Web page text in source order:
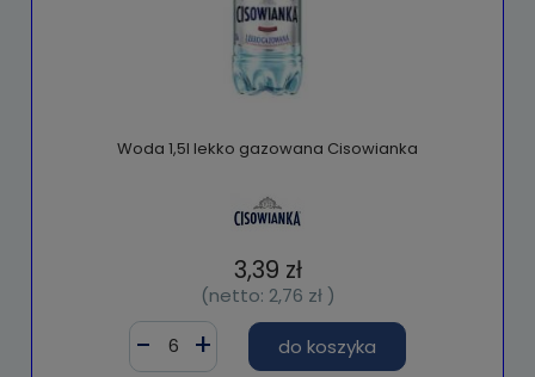
Woda 1,5l lekko gazowana Cisowianka
3,39 zł
(netto: 2,76 zł)
do koszyka